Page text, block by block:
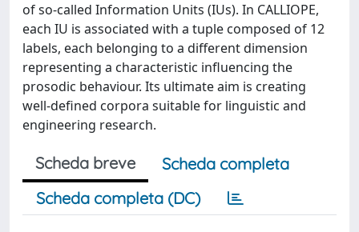
of so-called Information Units (IUs). In CALLIOPE,
each IU is associated with a tuple composed of 12
labels, each belonging to a different dimension
representing a characteristic influencing the
prosodic behaviour. Its ultimate aim is creating
well-defined corpora suitable for linguistic and
engineering research.
Scheda breve
Scheda completa
Scheda completa (DC)